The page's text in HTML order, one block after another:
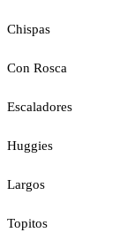
Chispas
Con Rosca
Escaladores
Huggies
Largos
Topitos